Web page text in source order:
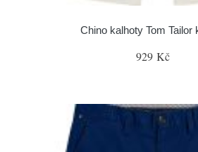
Chino kalhoty Tom Tailor
929 Kč